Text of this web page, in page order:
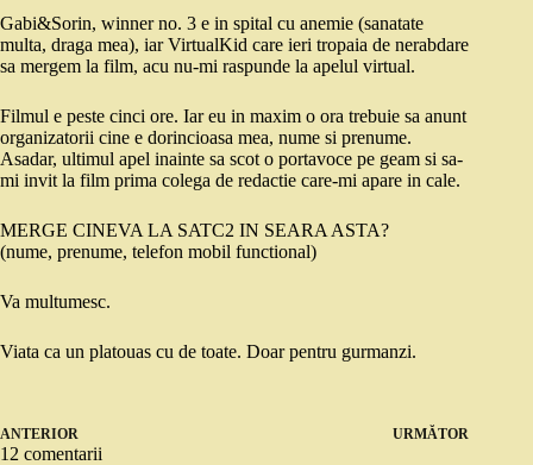
Gabi&Sorin, winner no. 3 e in spital cu anemie (sanatate
multa, draga mea), iar VirtualKid care ieri tropaia de nerabdare
sa mergem la film, acu nu-mi raspunde la apelul virtual.
Filmul e peste cinci ore. Iar eu in maxim o ora trebuie sa anunt
organizatorii cine e dorincioasa mea, nume si prenume.
Asadar, ultimul apel inainte sa scot o portavoce pe geam si sa-
mi invit la film prima colega de redactie care-mi apare in cale.
MERGE CINEVA LA SATC2 IN SEARA ASTA?
(nume, prenume, telefon mobil functional)
Va multumesc.
Viata ca un platouas cu de toate. Doar pentru gurmanzi.
ANTERIOR URMĂTOR
12 comentarii